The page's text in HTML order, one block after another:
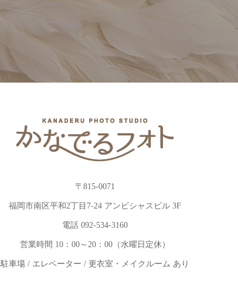
〒815-0071
福岡市南区平和2丁目7-24 アンビシャスビル 3F
電話 092-534-3160
営業時間 10：00～20：00（水曜日定休）
駐車場 / エレベーター / 更衣室・メイクルーム あり